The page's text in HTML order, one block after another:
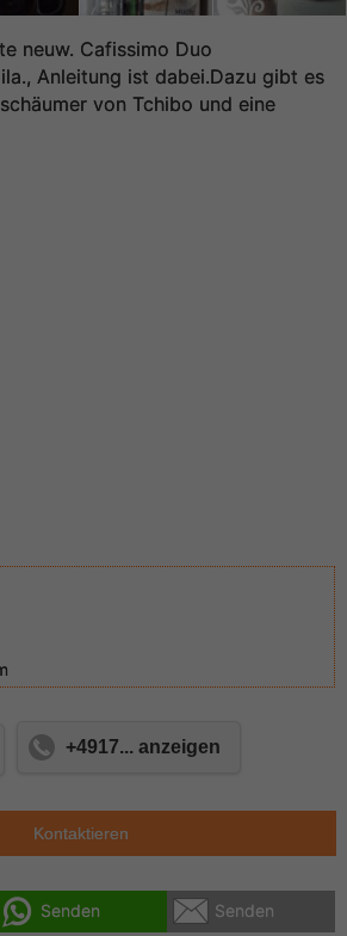
neuw. Cafissimo Duo
Anleitung ist dabei.Dazu gibt es
von Tchibo und eine
+4917... anzeigen
Kontaktieren
Senden Senden